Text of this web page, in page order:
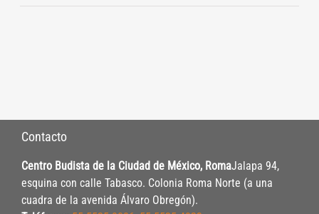
Contacto
Centro Budista de la Ciudad de México, RomaJalapa 94,
esquina con calle Tabasco. Colonia Roma Norte (a una
cuadra de la avenida Álvaro Obregón).